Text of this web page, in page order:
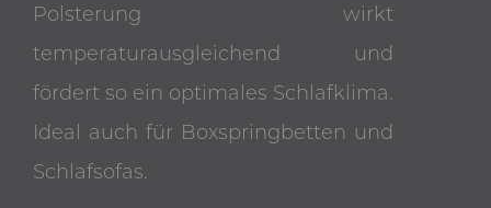
Polsterung wirkt
temperaturausgleichend und
fördert so ein optimales Schlafklima.
Ideal auch für Boxspringbetten und
Schlafsofas.